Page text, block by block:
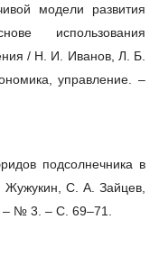
модели развития
использования
/ Н. И. Иванов, Л. Б.
управление. –
подсолнечника в
С. А. Зайцев,
– № 3. – С. 69–71.